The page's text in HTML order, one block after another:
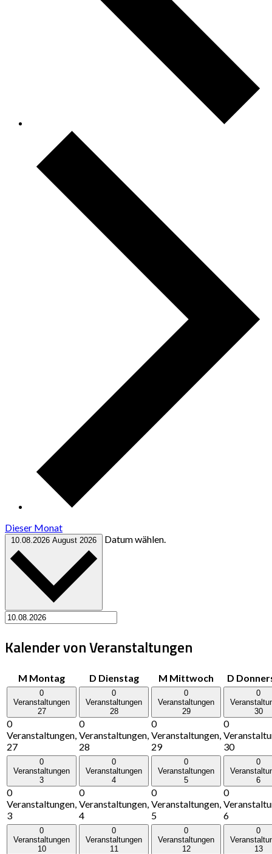
Dieser Monat
10.08.2026 August 2026 Datum wählen.
Kalender von Veranstaltungen
M Montag D Dienstag M Mittwoch D
0
Veranstaltungen
27
0
Veranstaltungen,
27
0
Veranstaltungen
28
0
Veranstaltungen,
28
0
Veranstaltungen
29
0
Veranstaltungen,
29
0
30
0
30
0
Veranstaltungen
3
0
Veranstaltungen,
3
0
Veranstaltungen
4
0
Veranstaltungen,
4
0
Veranstaltungen
5
0
Veranstaltungen,
5
0
6
0
6
0
Veranstaltungen
10
0
Veranstaltungen
11
0
Veranstaltungen
12
0
13